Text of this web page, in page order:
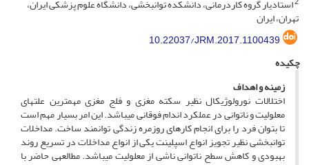
استادیار گروه کاردرمانی، دانشکده توانبخشی، دانشگاه علوم پزشکی ایران،
تهران، ایران
10.22037/JRM.2017.1100439
چکیده
زمینه و اهداف
اختلالات نورولوژیکال نظیر سکته مغزی و فلج مغزی مهم­ترین علت­های
معلولیت و ناتوانی در عملکرد اندام فوقانی می­باشد. این امر بسیار مهم است
تا بتوان فرد را برای انجام کارهای روزمره زندگی توانمند ساخت. مداخلات
توانبخشی نظیر تجویز انواع اسپلینت یکی از انواع مداخلات در تسریع روند
بهبودی و کاهش سطح ناتوانی ناشی از معلولیت می­باشد. مطالعه­ی حاضر با